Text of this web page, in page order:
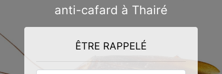
anti-cafard à Thairé
ÊTRE RAPPELÉ